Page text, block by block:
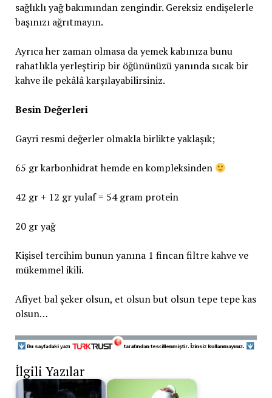
sağlıklı yağ bakımından zengindir. Gereksiz endişelerle
başınızı ağrıtmayın.
Ayrıca her zaman olmasa da yemek kabınıza bunu
rahatlıkla yerleştirip bir öğününüzü yanında sıcak bir
kahve ile pekâlâ karşılayabilirsiniz.
Besin Değerleri
Gayri resmi değerler olmakla birlikte yaklaşık;
65 gr karbonhidrat hemde en kompleksinden
42 gr + 12 gr yulaf = 54 gram protein
20 gr yağ
Kişisel tercihim bunun yanına 1 fincan filtre kahve ve
mükemmel ikili.
Afiyet bal şeker olsun, et olsun but olsun tepe tepe kas
olsun…
İlgili Yazılar